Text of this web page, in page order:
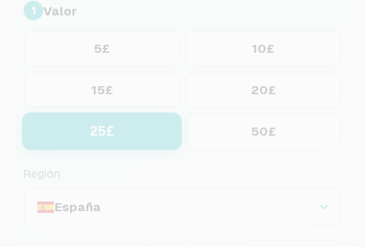
1 Valor
5£ 10£
15£ 20£
25£ 50£
Región
España